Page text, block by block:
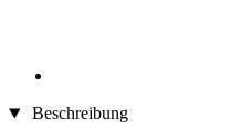
Beschreibung